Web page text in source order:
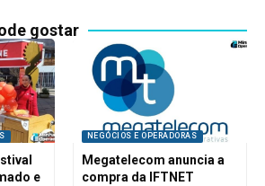
gostar
e
NEGÓCIOS E OPERADORAS
Megatelecom anuncia a
compra da IFTNET